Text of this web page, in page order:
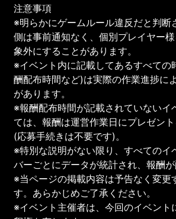
注意事項
※明らかにゲームルール違反だと判断
側は事前通知なく、個別プレイヤー
象外にすることがあります。
※イベント内に記載してあるすべての
酬配布時間など)は実際の作業進捗に
があります。
※報酬配布時間が記載されていないイ
ては、報酬は運営作業日にプレゼン
(応募手続きは不要です)。
※特別な説明がない限り、すべてのイ
バーごとにデータが統計され、報酬が
※当ページの掲載内容は予告なく変更
す。あらかじめご了承ください。
※イベント主催者は、今回のイベント